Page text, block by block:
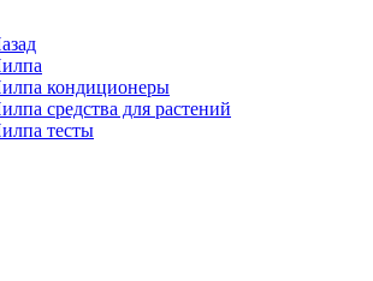
кондиционеры
средства для растений
тесты